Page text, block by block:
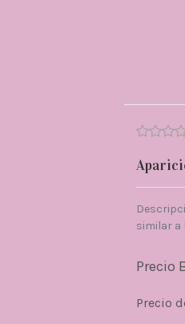
similar a
Precio
Precio